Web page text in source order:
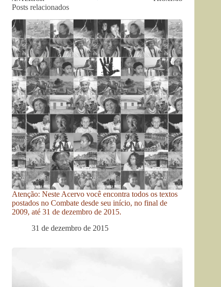
Posts relacionados
Atenção: Neste Acervo você encontra todos os textos
postados no Combate desde seu início, no final de
2009, até 31 de dezembro de 2015.
31 de dezembro de 2015